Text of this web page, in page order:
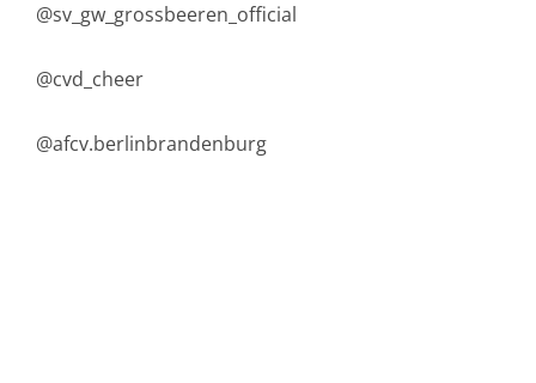
@sv_gw_grossbeeren_official
@cvd_cheer
@afcv.berlinbrandenburg